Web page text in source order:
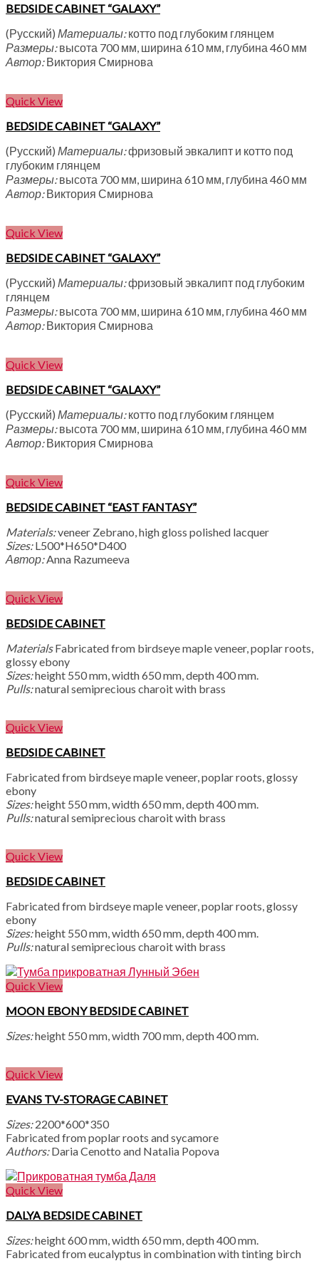
BEDSIDE CABINET “GALAXY”
(Русский) Материалы:котто под глубоким глянцем
Размеры:высота 700 мм, ширина 610 мм, глубина 460 мм
Автор:Виктория Смирнова
Quick View
BEDSIDE CABINET “GALAXY”
(Русский) Материалы:фризовый эвкалипт и котто под
глубоким глянцем
Размеры:высота 700 мм, ширина 610 мм, глубина 460 мм
Автор:Виктория Смирнова
Quick View
BEDSIDE CABINET “GALAXY”
(Русский) Материалы:фризовый эвкалипт под глубоким
глянцем
Размеры:высота 700 мм, ширина 610 мм, глубина 460 мм
Автор:Виктория Смирнова
Quick View
BEDSIDE CABINET “GALAXY”
(Русский) Материалы:котто под глубоким глянцем
Размеры:высота 700 мм, ширина 610 мм, глубина 460 мм
Автор:Виктория Смирнова
Quick View
BEDSIDE CABINET “EAST FANTASY”
Materials:veneer Zebrano, high gloss polished lacquer
Sizes:L500*H650*D400
Автор:Anna Razumeeva
Quick View
BEDSIDE CABINET
MaterialsFabricated from birdseye maple veneer, poplar roots,
glossy ebony
Sizes:height 550 mm, width 650 mm, depth 400 mm.
Pulls:natural semiprecious charoit with brass
Quick View
BEDSIDE CABINET
Fabricated from birdseye maple veneer, poplar roots, glossy
ebony
Sizes:height 550 mm, width 650 mm, depth 400 mm.
Pulls:natural semiprecious charoit with brass
Quick View
BEDSIDE CABINET
Fabricated from birdseye maple veneer, poplar roots, glossy
ebony
Sizes:height 550 mm, width 650 mm, depth 400 mm.
Pulls:natural semiprecious charoit with brass
Quick View
MOON EBONY BEDSIDE CABINET
Sizes:height 550 mm, width 700 mm, depth 400 mm.
Quick View
EVANS TV-STORAGE CABINET
Sizes:2200*600*350
Fabricated from poplar roots and sycamore
Authors:Daria Cenotto and Natalia Popova
Quick View
DALYA BEDSIDE CABINET
Sizes:height 600 mm, width 650 mm, depth 400 mm.
Fabricated from eucalyptus in combination with tinting birch